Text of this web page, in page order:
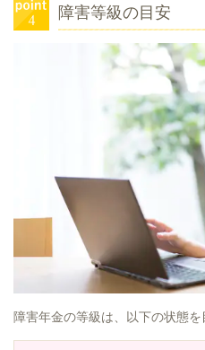
障害等級の目安
障害年金の等級は、以下の状態を